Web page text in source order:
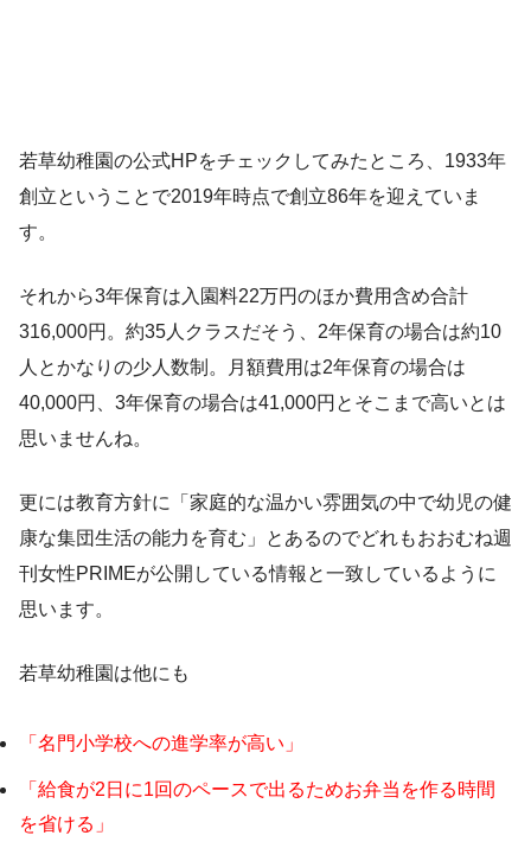
若草幼稚園の公式HPをチェックしてみたところ、1933年
創立ということで2019年時点で創立86年を迎えていま
す。
それから3年保育は入園料22万円のほか費用含め合計
316,000円。約35人クラスだそう、2年保育の場合は約10
人とかなりの少人数制。月額費用は2年保育の場合は
40,000円、3年保育の場合は41,000円とそこまで高いとは
思いませんね。
更には教育方針に「家庭的な温かい雰囲気の中で幼児の健
康な集団生活の能力を育む」とあるのでどれもおおむね週
刊女性PRIMEが公開している情報と一致しているように
思います。
若草幼稚園は他にも
「名門小学校への進学率が高い」
「給食が2日に1回のペースで出るためお弁当を作る時間
を省ける」